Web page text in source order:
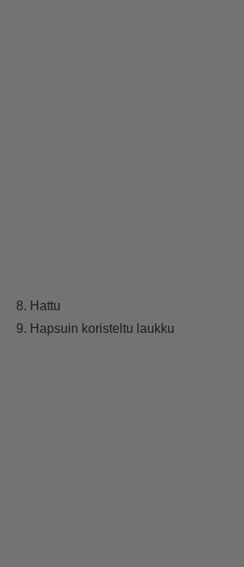
8. Hattu
9. Hapsuin koristeltu laukku